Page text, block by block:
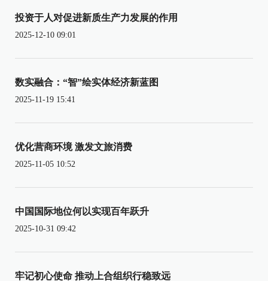
投资于人对促进新质生产力发展的作用
2025-12-10 09:01
数实融合：“智”绘实体经济新蓝图
2025-11-19 15:41
优化营商环境 激发文旅消费
2025-11-05 10:52
中国国际地位何以实现百年跃升
2025-10-31 09:42
牢记初心使命 推动上合组织行稳致远